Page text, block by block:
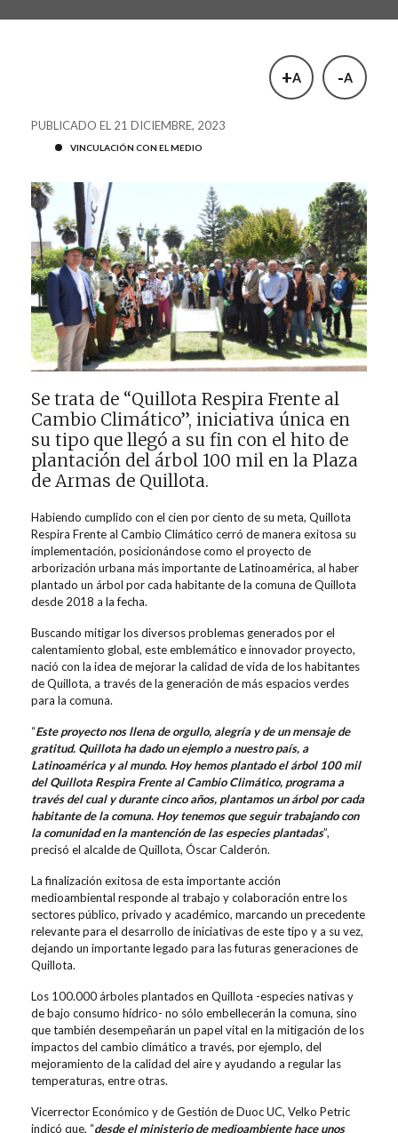
+A -A
PUBLICADO EL 21 DICIEMBRE, 2023
VINCULACIÓN CON EL MEDIO
Se trata de “Quillota Respira Frente al
Cambio Climático”, iniciativa única en
su tipo que llegó a su fin con el hito de
plantación del árbol 100 mil en la Plaza
de Armas de Quillota.
Habiendo cumplido con el cien por ciento de su meta, Quillota
Respira Frente al Cambio Climático cerró de manera exitosa su
implementación, posicionándose como el proyecto de
arborización urbana más importante de Latinoamérica, al haber
plantado un árbol por cada habitante de la comuna de Quillota
desde 2018 a la fecha.
Buscando mitigar los diversos problemas generados por el
calentamiento global, este emblemático e innovador proyecto,
nació con la idea de mejorar la calidad de vida de los habitantes
de Quillota, a través de la generación de más espacios verdes
para la comuna.
“Este proyecto nos llena de orgullo, alegría y de un mensaje de
gratitud. Quillota ha dado un ejemplo a nuestro país, a
Latinoamérica y al mundo. Hoy hemos plantado el árbol 100 mil
del Quillota Respira Frente al Cambio Climático, programa a
través del cual y durante cinco años, plantamos un árbol por cada
habitante de la comuna. Hoy tenemos que seguir trabajando con
la comunidad en la mantención de las especies plantadas”,
precisó el alcalde de Quillota, Óscar Calderón.
La finalización exitosa de esta importante acción
medioambiental responde al trabajo y colaboración entre los
sectores público, privado y académico, marcando un precedente
relevante para el desarrollo de iniciativas de este tipo y a su vez,
dejando un importante legado para las futuras generaciones de
Quillota.
Los 100.000 árboles plantados en Quillota -especies nativas y
de bajo consumo hídrico- no sólo embellecerán la comuna, sino
que también desempeñarán un papel vital en la mitigación de los
impactos del cambio climático a través, por ejemplo, del
mejoramiento de la calidad del aire y ayudando a regular las
temperaturas, entre otras.
Vicerrector Económico y de Gestión de Duoc UC, Velko Petric
indicó que, “desde el ministerio de medioambiente hace unos